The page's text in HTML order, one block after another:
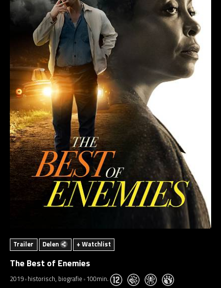
Trailer Delen + Watchlist
The Best of Enemies
2019 historisch, biografie 100min.